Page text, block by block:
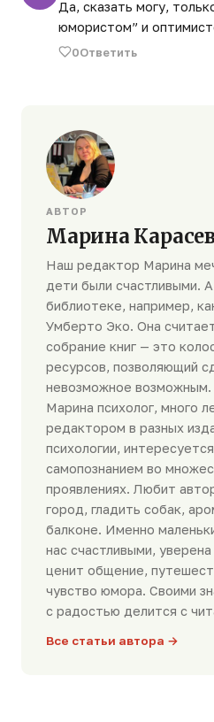
Да, сказать могу,
юмористом” и
0Ответить
АВТОР
Марина
Наш редактор Марина
дети были счастливыми.
библиотеке, например,
Умберто Эко. Она
собрание книг — это
ресурсов, позволяющий
невозможное
Марина психолог, много
редактором в разных
психологии,
самопознанием во
проявлениях. Любит
город, гладить собак,
балконе. Именно
нас счастливыми,
ценит общение,
чувство юмора. Своими
с радостью делится с
Все статьи автора →